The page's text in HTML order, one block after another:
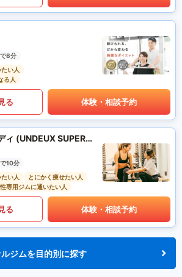
8分
い人
る人
る 体験・相談予約
アンドゥスーパーボディ (UNDEUX SUPERBODY)
10分
い人
とにかく痩せたい人
専用ジムに通いたい人
る 体験・相談予約
ジムを目的別に探す